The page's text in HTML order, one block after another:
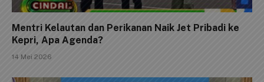
Mentri Kelautan dan Perikanan Naik Jet Pribadi ke
Kepri, Apa Agenda?
14 Mei 2026